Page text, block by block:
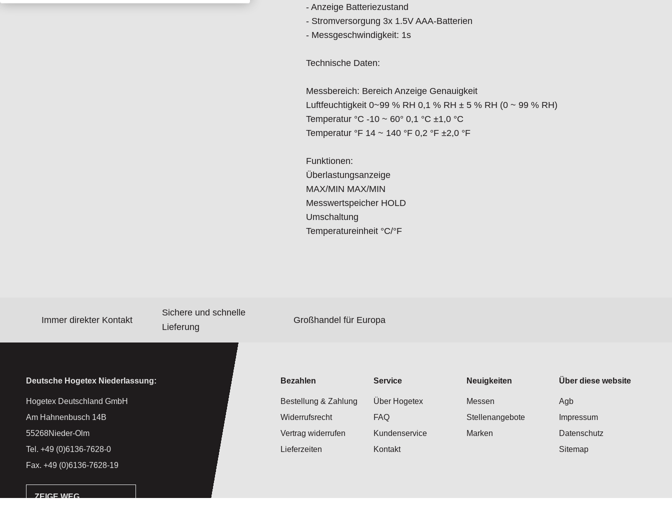
- Anzeige Batteriezustand
- Stromversorgung 3x 1.5V AAA-Batterien
- Messgeschwindigkeit: 1s
Technische Daten:
Messbereich: Bereich Anzeige Genauigkeit
Luftfeuchtigkeit 0~99 % RH 0,1 % RH ± 5 % RH (0 ~ 99 % RH)
Temperatur °C -10 ~ 60° 0,1 °C ±1,0 °C
Temperatur °F 14 ~ 140 °F 0,2 °F ±2,0 °F
Funktionen:
Überlastungsanzeige
MAX/MIN MAX/MIN
Messwertspeicher HOLD
Umschaltung
Temperatureinheit °C/°F
Immer direkter Kontakt
Sichere und schnelle
Lieferung
Großhandel für Europa
Deutsche Hogetex Niederlassung:
Hogetex Deutschland GmbH
Am Hahnenbusch 14B
55268Nieder-Olm
Tel. +49 (0)6136-7628-0
Fax. +49 (0)6136-7628-19
ZEIGE WEG
Bezahlen
Bestellung & Zahlung
Widerrufsrecht
Vertrag widerrufen
Lieferzeiten
Service
Über Hogetex
FAQ
Kundenservice
Kontakt
Neuigkeiten
Messen
Stellenangebote
Marken
Über diese website
Agb
Impressum
Datenschutz
Sitemap